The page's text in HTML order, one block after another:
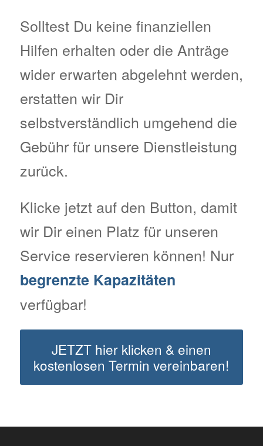
Solltest Du keine finanziellen
Hilfen erhalten oder die Anträge
wider erwarten abgelehnt werden,
erstatten wir Dir
selbstverständlich umgehend die
Gebühr für unsere Dienstleistung
zurück.
Klicke jetzt auf den Button, damit
wir Dir einen Platz für unseren
Service reservieren können! Nur
begrenzte Kapazitäten
verfügbar!
JETZT hier klicken & einen
kostenlosen Termin vereinbaren!